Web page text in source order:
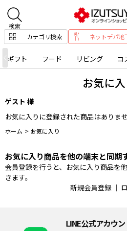
カテゴリ検索 ネットデパ地
ギフト フード リビング コ
お気に
ゲスト 様
お気に入りに登録された商品はありませ
ホーム > お気に入り
お気に入り商品を他の端末と同期
会員登録を行うと、お気に入り商品を
きます。
新規会員登録 ｜
LINE公式アカウン